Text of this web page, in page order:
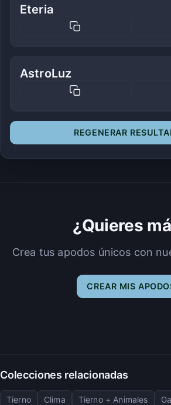
Eteria
AstroLuz
REGENERAR
¿Quieres
Crea tus apodos únicos con
CREAR MIS
Colecciones relacionadas
Tierno Clima Tierno + Animales